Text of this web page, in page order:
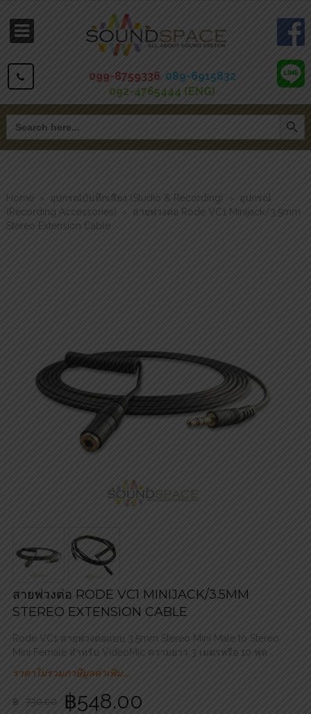
099-8759336, 089-6915832
092-4765444 (ENG)
for:
Search Button
Home > อุปกรณ์บันทึกเสียง (Studio & Recording) >
อุปกรณ์
(Recording Accessories)
>
สายพ่วงต่อ Rode VC1 Minijack/3.5mm
Stereo Extension Cable
สายพ่วงต่อ RODE VC1 MINIJACK/3.5MM
STEREO EXTENSION CABLE
Rode VC1 สายพ่วงต่อแบบ 3.5mm Stereo Mini Male to Stereo
Mini Female สำหรับ VideoMic ความยาว 3 เมตรหรือ 10 ฟุต
ราคาไม่รวมภาษีมูลค่าเพิ่ม…..
฿ 730.00 ฿548.00